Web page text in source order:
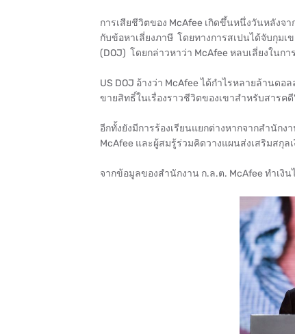
การเสียชีวิตของ McAfee เกิดขึ้นหนึ่งวันหลัง
กับข้อหาเลี่ยงภาษี โดยทางการสเปนได้จับกุม
(DOJ) โดยกล่าวหาว่า McAfee หลบเลี่ยงในก
US DOJ อ้างว่า McAfee ได้กำไรหลายล้านด
ขายสิทธิ์ในเรื่องราวชีวิตของเขาสำหรับสารคดี
อีกทั้งยังมีการร้องเรียนแยกต่างหากจากสำนัก
McAfee และผู้สมรู้ร่วมคิดวางแผนส่งเสริมสกุ
จากข้อมูลของสำนักงาน ก.ล.ต. McAfee ทำเงิ